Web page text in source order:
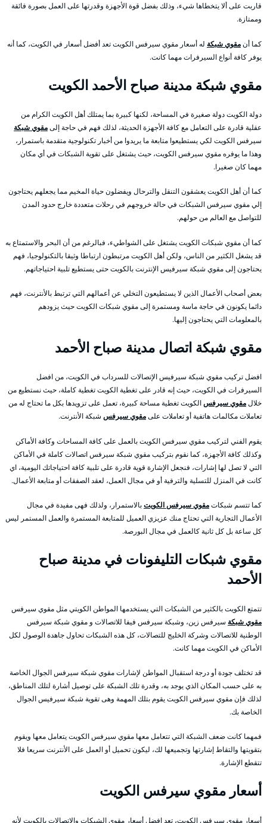
قاربت على ألا يتخطاها شيء، وذلك بفضل قوة الأجهزة وقدرتها على العمل بصورة فائقة
وممتازة.
كما أنمقوي شبكة له أسعار مقوي سيرفس الكويت تعد أفضل أسعار في الكويت، كما أنه
يوفر كافة أنواع السيرفرات مهما كانت.
مقوي شبكة مدينة صباح الأحمد الكويت
دولة الكويت دولة صغيرة في المساحة، لكنها كبيرة بما يمتلك أهل الكويت الكرام من
عقلية قادرة على التعامل مع كافة الأجهزة الحديثة، لذلك فهم في حاجة إلىمقوي شبكة
سيرفس الكويت لكي يستطيعوا متابعة ما يريدوا من أخبار تكنولوجية متقدمة باستمرار،
وهذا ما يوفره مقوي سيرفس الكويت، حيث يشتغل على تقوية الشبكات في أي مكان
مهما كان صغيرا.
كما أن أهل الكويت يعشقون التنقل والترحال ويفضلون حياة المخيم مما يجعلهم يحتاجون
إلي مقوي سيرفس الشبكات في حالة خروجهم في رحلات متعددة خارج حدود المدن
للتواصل مع العالم من حولهم.
كما أن مقوي شبكات الكويت يشتغل على الشواطيء، فبالرغم من أن البحر والاستمتاع به
قد يشغل الكثير من الناس، ولكن أهل الكويت مرتبطون ارتباطا وثيقا بالتكنولوجيا، فهم
يحتاجون إلى مقوي شبكة سيرفيس الإنترنت بالكويت حتى يستطيع تلبية احتياجاتهم.
بعض أصحاب الأعمال الذين لا يستطيعون التخلي عن أعمالهم التي ترتبط بالأنترنت، فهم
دائما يكونون في حاجة ماسة ومستمرة إلى مقوي شبكات الكويت حيث يزودهم
بالمعلومات التي يحتاجون إليها.
مقوي شبكة اتصال مدينة صباح الأحمد
افضل تركيب مقوي شبكة سيرفيس الإتصالات للسرداب في الكويت، من افضل
السيرفرات في الكويت، حيث إنه قادر على تغطية الكويت تغطية كاملة، حيث نستطيع من
خلالمقوي سيرفسالكويت تغطية مساحة كبيرة، تعمل على تزويدها بكل ما تحتاج له من
تعاملات مكالمات هاتفية أو تعاملات علىمقوي سيرفس شبكة الأنترنت.
يقوم الفني لتركيب مقوي سيرفس الكويت بالعمل على كافة المساحات وكافة الأماكن
وكذلك كافة الأجهزة، كما نقوم بتركيب مقوي شبكة سيرفس اتصالات كاملة في الأماكن
التي لا تصل لها إشارات، فنجعل الإشارة قوية قادرة على تلبية كافة احتياجاتك اليومية، اي
كانت في المنزل للتسلية والترفية أو في مجال العمل، لعقد الصفقات أو متابعة الأعمال.
كما تتسم شبكاتمقوي سيرفس الكويتبالاستمرار، ولذلك فهى مفيدة في مجال
الأعمال التجارية التي تحتاج منك عزيزي العميل للمتابعة المستمرة والعمل المستمر ليس
كل ساعة بل كل ثانية كالعمل في مجال البورصة.
مقوي شبكات التليفونات في مدينة صباح
الأحمد
تتمتع الكويت بالكثير من الشبكات التي يستخدمها المواطن الكويتي مثل مقوي سيرفس
مقوي شبكة سيرفس زين، وشبكة سيرفس فيفا للاتصالات و مقوي شبكة سيرفس
الوطنية للاتصالات وشركة الخليج للتصالات، كل هذه الشبكات تحاول جاهدة الوصول لكل
الأماكن في الكويت مهما كانت.
قد تختلف جودة أو درجة استقبال المواطن لإشارات مقوي شبكة سيرفس الجوال الخاصة
به على حسب المكان الذي يوجد به، وقدرة تلك الشبكة على توصيل أشارة لتلك المناطق،
لذلك فإن مقوي سيرفس الكويت يقوم بتلك المهمة وهى تقوية شبكة سيرفيس الجوال
الخاصة بك.
فمهما كانت ضعف الشبكة التي تتعامل معها مقوي سيرفس الكويت يتعامل معها ويقوم
بتقويتها والتقاط إشارتها وتجميعها لك، ليكون تحميل أو العمل على الأنترنت سريعا فلا
تتقطع الإشارة.
أسعار مقوي سيرفس الكويت
أسعار مقوي سيرفس الكويت، تعد افضل أسعار مقوي الشبكات والإتصالات بالكويت لأنه